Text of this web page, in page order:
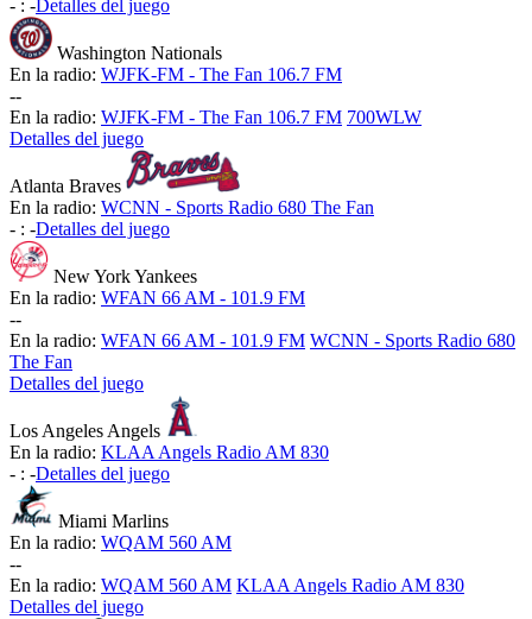
- : -Detalles del juego
Washington Nationals
En la radio: WJFK-FM - The Fan 106.7 FM
--
En la radio: WJFK-FM - The Fan 106.7 FM 700WLW
Detalles del juego
Atlanta Braves
En la radio: WCNN - Sports Radio 680 The Fan
- : -Detalles del juego
New York Yankees
En la radio: WFAN 66 AM - 101.9 FM
--
En la radio: WFAN 66 AM - 101.9 FM WCNN - Sports Radio 680
The Fan
Detalles del juego
Los Angeles Angels
En la radio: KLAA Angels Radio AM 830
- : -Detalles del juego
Miami Marlins
En la radio: WQAM 560 AM
--
En la radio: WQAM 560 AM KLAA Angels Radio AM 830
Detalles del juego